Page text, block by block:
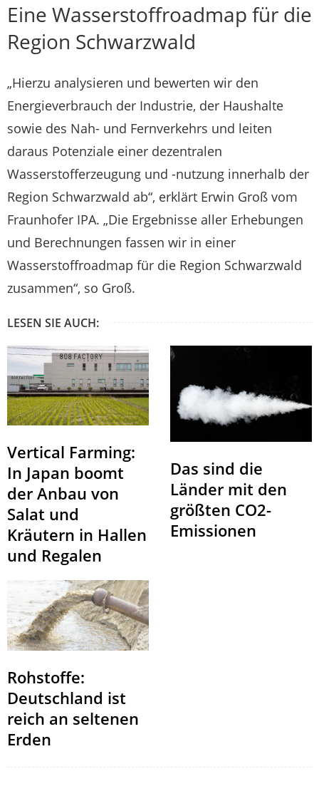
Eine Wasserstoffroadmap für die
Region Schwarzwald
„Hierzu analysieren und bewerten wir den
Energieverbrauch der Industrie, der Haushalte
sowie des Nah- und Fernverkehrs und leiten
daraus Potenziale einer dezentralen
Wasserstofferzeugung und -nutzung innerhalb der
Region Schwarzwald ab“, erklärt Erwin Groß vom
Fraunhofer IPA. „Die Ergebnisse aller Erhebungen
und Berechnungen fassen wir in einer
Wasserstoffroadmap für die Region Schwarzwald
zusammen“, so Groß.
LESEN SIE AUCH:
Vertical Farming:
In Japan boomt
der Anbau von
Salat und
Kräutern in Hallen
und Regalen
Das sind die
Länder mit den
größten CO2-
Emissionen
Rohstoffe:
Deutschland ist
reich an seltenen
Erden